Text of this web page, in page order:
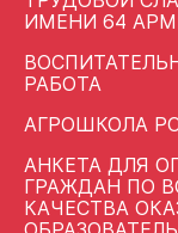
ИМЕНИ 64
РАБОТА
АГРОШКОЛА
АНКЕТА ДЛЯ
ГРАЖДАН ПО
КАЧЕСТВА
ГЛАВНАЯ ⋮
УЧЕБНО -